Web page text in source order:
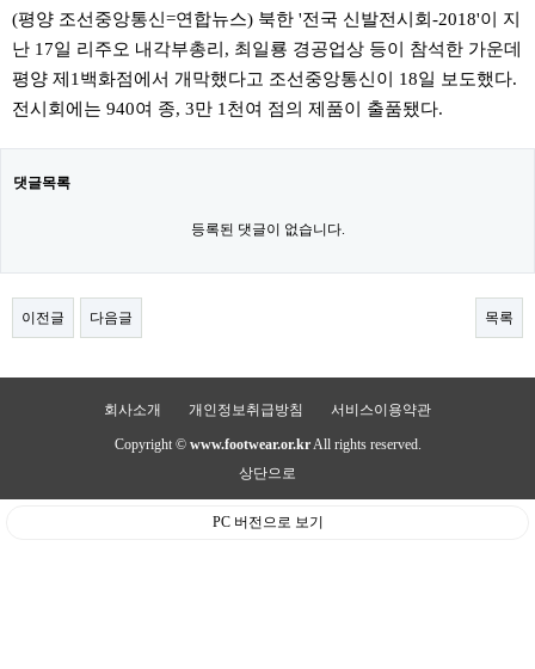
(평양 조선중앙통신=연합뉴스) 북한 '전국 신발전시회-2018'이 지
난 17일 리주오 내각부총리, 최일룡 경공업상 등이 참석한 가운데
평양 제1백화점에서 개막했다고 조선중앙통신이 18일 보도했다.
전시회에는 940여 종, 3만 1천여 점의 제품이 출품됐다.
댓글목록
등록된 댓글이 없습니다.
이전글 다음글 목록
회사소개 개인정보취급방침 서비스이용약관
Copyright © www.footwear.or.krAll rights reserved.
상단으로
PC 버전으로 보기